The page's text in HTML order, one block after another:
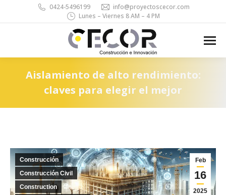
0424-5496199
info@proyectoscecor.com
Lunes – Viernes 8 AM – 4 PM
Aislamiento de alto rendimiento:
claves para elegir el mejor
Feb
16
2025
Construcción
Construcción Civil
Construction